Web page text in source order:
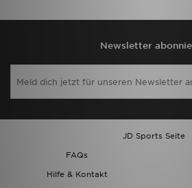
Newsletter
JD Sports Seite
FAQs
Hilfe & Kontakt